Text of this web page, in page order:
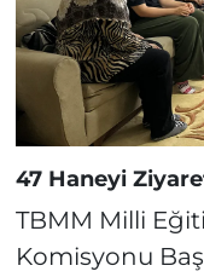
47 Haneyi
TBMM Milli
Komisyonu